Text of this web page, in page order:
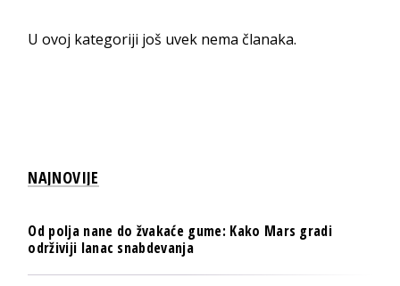
U ovoj kategoriji još uvek nema članaka.
NAJNOVIJE
Od polja nane do žvakaće gume: Kako Mars gradi
održiviji lanac snabdevanja